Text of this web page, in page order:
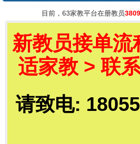
目前，63家教平台在册教员3809
新教员接单
适家教 > 联
请致电: